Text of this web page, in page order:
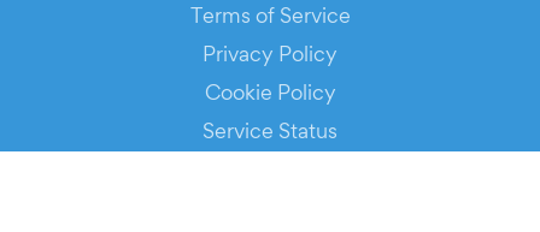
Terms of Service
Privacy Policy
Cookie Policy
Service Status